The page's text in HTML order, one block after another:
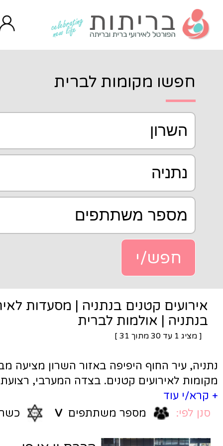
לברית
בנתניה | מסעדות לאירוע קטן
לברית
באזור השרון מציעה מבחר גדול של
בצדה המערבי, רצועת חוף פולג מדרום
- אזור רחב ובו מסעדות כשרות לאירועים,
קטנים, ועוד מגוון אפשרויות לאירוע קטן
של הים. באזור התעשיה פולג, כמו גם באזור
של אולמות אירועים - אולמות קטנים
משתתפיםV כשרותV